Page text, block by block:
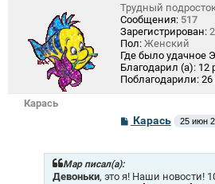
Карась
Трудный
Сообщения: 517
Зарегистрирован:
Пол: Женский
Где было удачное
Благодарил (а): 12
Поблагодарили: 26
С
о
б
е
Карась 25 июн
Mар писал(а):
Девоньки, это я! Наши новости!